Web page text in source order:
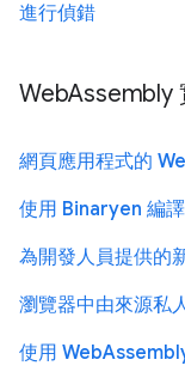
進行偵錯
WebAssembly
網頁應用程式的
使用 Binaryen 編
為開發人員提供的
瀏覽器中由來源私
使用